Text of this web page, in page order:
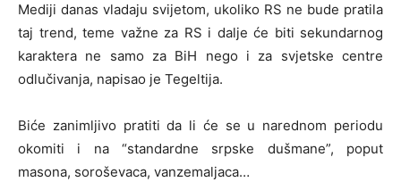
Mediji danas vladaju svijetom, ukoliko RS ne bude pratila
taj trend, teme važne za RS i dalje će biti sekundarnog
karaktera ne samo za BiH nego i za svjetske centre
odlučivanja, napisao je Tegeltija.
Biće zanimljivo pratiti da li će se u narednom periodu
okomiti i na “standardne srpske dušmane”, poput
masona, soroševaca, vanzemaljaca…